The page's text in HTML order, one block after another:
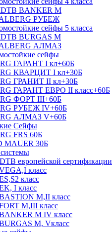
BANKER M
РУБЕЖ
сейфы 5 класса
BURGAS M
АЛМАЗ
сейфы
ГАРАНТ I кл+60Б
КВАРЦИТ I кл+30Б
ГРАНИТ II кл+30Б
ГАРАНТ ЕВРО II класс+60Б
ФОРТ III+60Б
РУБЕЖ IV+60Б
АЛМАЗ V+60Б
Сейфы
FRS 60Б
MAUER 30Б
европейской сертификации
класс
класс
I класс
M,II класс
M,III класс
M IV класс
M, Vкласс